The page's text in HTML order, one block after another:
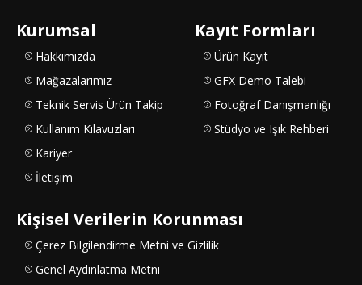
Kurumsal
Hakkımızda
Mağazalarımız
Teknik Servis Ürün Takip
Kullanım Kılavuzları
Kariyer
İletişim
Kayıt Formları
Ürün Kayıt
GFX Demo Talebi
Fotoğraf Danışmanlığı
Stüdyo ve Işık Rehberi
Kişisel Verilerin Korunması
Çerez Bilgilendirme Metni ve Gizlilik
Genel Aydınlatma Metni